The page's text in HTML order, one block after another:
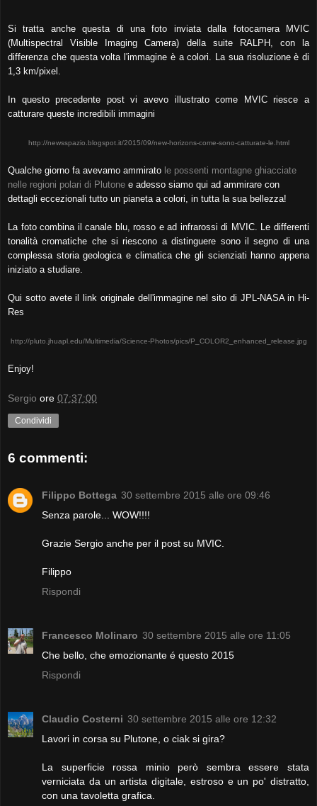
Si tratta anche questa di una foto inviata dalla fotocamera MVIC
(Multispectral Visible Imaging Camera) della suite RALPH, con la
differenza che questa volta l'immagine è a colori.
La sua risoluzione è di
1,3 km/pixel.
In questo precedente post vi avevo illustrato come MVIC riesce a
catturare queste incredibili immagini
http://newsspazio.blogspot.it/2015/09/new-horizons-come-sono-catturate-le.html
Qualche giorno fa avevamo ammirato le possenti montagne ghiacciate
nelle regioni polari di Plutone e adesso siamo qui ad ammirare con
dettagli eccezionali tutto un pianeta a colori, in tutta la sua bellezza!
La foto combina il canale blu, rosso e ad infrarossi di MVIC. Le differenti
tonalità cromatiche che si riescono a distinguere sono il segno di una
complessa storia geologica e climatica che gli scienziati hanno appena
iniziato a studiare.
Qui sotto avete il link originale dell'immagine nel sito di JPL-NASA in Hi-
Res
http://pluto.jhuapl.edu/Multimedia/Science-Photos/pics/P_COLOR2_enhanced_release.jpg
Enjoy!
Sergio ore 07:37:00
Condividi
6 commenti:
Filippo Bottega 30 settembre 2015 alle ore 09:46
Senza parole... WOW!!!!
Grazie Sergio anche per il post su MVIC.
Filippo
Rispondi
Francesco Molinaro 30 settembre 2015 alle ore 11:05
Che bello, che emozionante é questo 2015
Rispondi
Claudio Costerni 30 settembre 2015 alle ore 12:32
Lavori in corsa su Plutone, o ciak si gira?
La superficie rossa minio però sembra essere stata
verniciata da un artista digitale, estroso e un po' distratto,
con una tavoletta grafica.